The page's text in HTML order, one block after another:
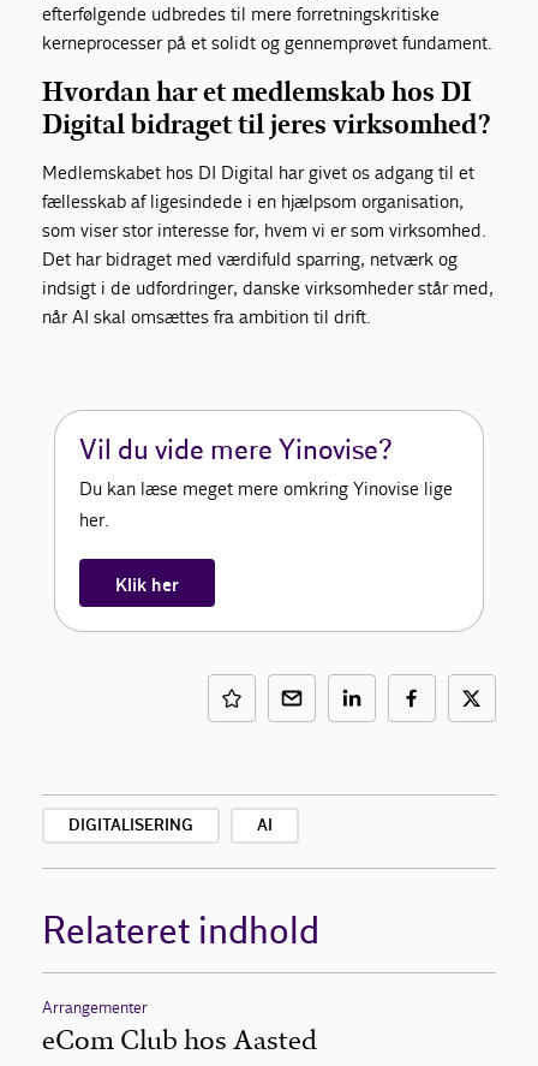
efterfølgende udbredes til mere forretningskritiske
kerneprocesser på et solidt og gennemprøvet fundament.
Hvordan har et medlemskab hos DI
Digital bidraget til jeres virksomhed?
Medlemskabet hos DI Digital har givet os adgang til et
fællesskab af ligesindede i en hjælpsom organisation,
som viser stor interesse for, hvem vi er som virksomhed.
Det har bidraget med værdifuld sparring, netværk og
indsigt i de udfordringer, danske virksomheder står med,
når AI skal omsættes fra ambition til drift.
Vil du vide mere Yinovise?
Du kan læse meget mere omkring Yinovise lige
her.
Klik her
DIGITALISERING AI
Relateret indhold
Arrangementer
eCom Club hos Aasted